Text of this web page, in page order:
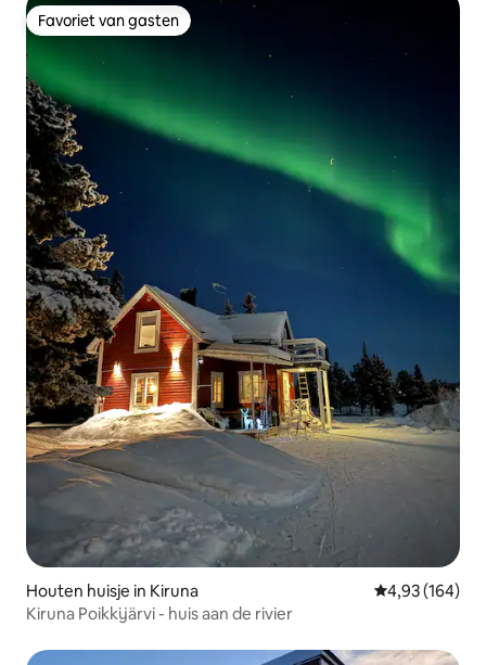
Favoriet van gasten
Favoriet van gasten
Houten huisje in Kiruna Gemiddelde
4,93 (164)
Kiruna Poikkijärvi - huis aan de rivier